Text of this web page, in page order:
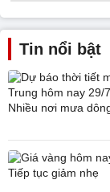
Tin nổi bật